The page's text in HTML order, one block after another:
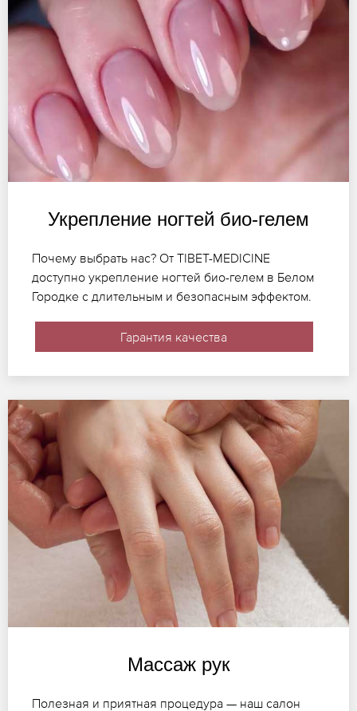
Укрепление ногтей био-гелем
Почему выбрать нас? От TIBET-MEDICINE
доступно укрепление ногтей био-гелем в Белом
Городке с длительным и безопасным эффектом.
Гарантия качества
Массаж рук
Полезная и приятная процедура — наш салон